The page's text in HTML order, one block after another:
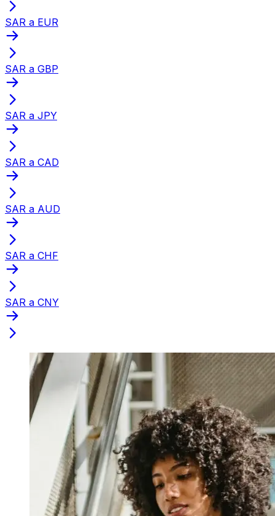
SAR a EUR
SAR a GBP
SAR a JPY
SAR a CAD
SAR a AUD
SAR a CHF
SAR a CNY